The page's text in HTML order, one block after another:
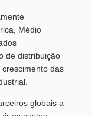
Médio
de distribuição
das
globais a